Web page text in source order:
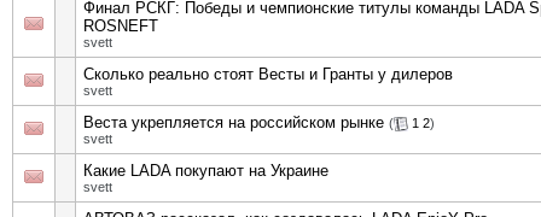
Финал РСКГ: Победы и чемпионские титулы команды LADA
ROSNEFT
svett
Сколько реально стоят Весты и Гранты у дилеров
svett
Веста укрепляется на российском рынке ( 1 2)
svett
Какие LADA покупают на Украине
svett